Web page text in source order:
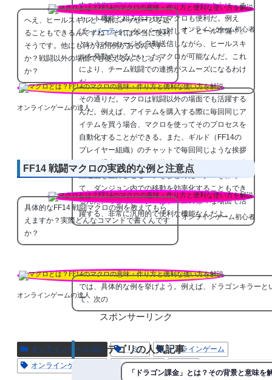
中の操作が圧倒的に効率化されるんだ。さらに、チ
ャット機能と組み合わせたマクロも便利だ。例え
ば、パーティーメンバーに対して「ヒール準備！」
というメッセージを自動送信しながら、ヒールスキ
ルを発動させるといったマクロが可能なんだ。これ
により、チーム戦闘での連携がスムーズになるわけ
だ。
オンラインゲーム初心者
へえ、ヒールスキルと一緒にメッセージを送
ることもできるんですね！それは本当に便利
そうです。他にも何か活用例があるんです
か？戦闘以外の場面でも使えるんでしょう
か？
オンラインゲームの達人
その通りだ。マクロは戦闘以外の場面でも活躍する
んだ。例えば、アイテムを購入する際に毎回同じア
イテムを買う場合、マクロを使ってそのプロセスを
自動化することができる。また、ギルド（FF14の
プレイヤー組織）のチャットで毎回同じような挨拶
をする場合も、マクロを使えば便利だ。さらに、移
動速度を上昇させるバフをまとめたマクロを作っ
て、ダンジョン内での移動を効率化することもでき
るんだ。つまり、マクロはゲームの様々な場面で活
躍する、非常に汎用的で便利な機能なんだよ。
FF14 戦闘マクロの実践的な例と注意点
オンラインゲーム初心者
具体的なFF14 戦闘マクロの例を教えてもら
えますか？実際どんなコマンドで書くんです
か？
オンラインゲームの達人
では、具体的な例を挙げよう。例えば、ドラゴンキラーと
て、次の
このカテゴリの人気記事
「ドラゴン課金」とは？その背景と意味を
スポンサーリンク
オンラインゲーム用語 「ミ」
オンラインゲーム
オンラインゲーム用語
ゲーム用語 用語